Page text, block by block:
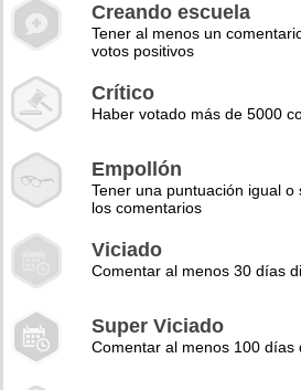
Creando escuela
Tener al menos un
votos positivos
Crítico
Haber votado más de 5000
Empollón
Tener una puntuación igual o
los comentarios
Viciado
Comentar al menos 30 días
Super Viciado
Comentar al menos 100 días